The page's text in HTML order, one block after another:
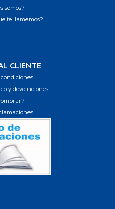
somos?
te llamemos?
CLIENTE
y devoluciones